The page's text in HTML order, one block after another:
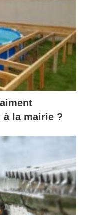
à la mairie ?